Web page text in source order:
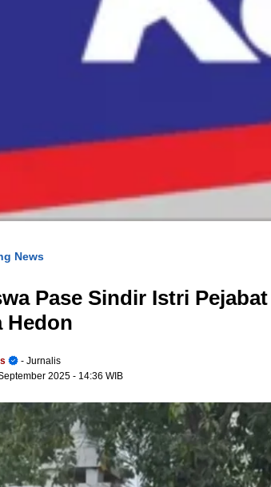
News
Pase Sindir Istri
Hedon
- Jurnalis
2025 - 14:36 WIB